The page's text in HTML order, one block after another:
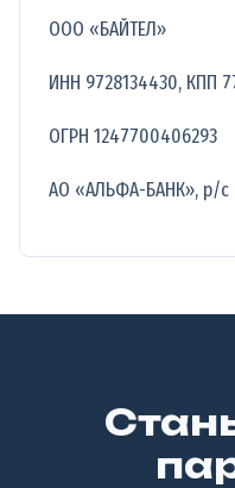
ООО «БАЙТЕЛ»
ИНН 9728134430, КПП
ОГРН 1247700406293
АО «АЛЬФА-БАНК», р/с